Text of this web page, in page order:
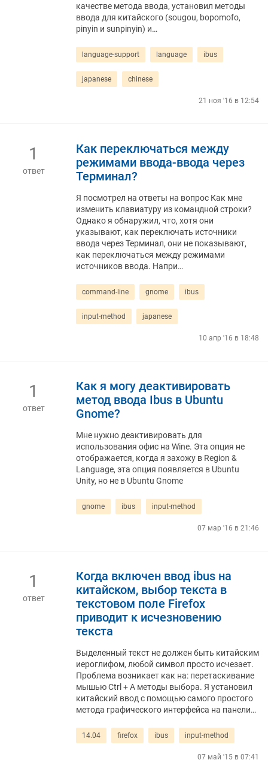
качестве метода ввода, установил методы
ввода для китайского (sougou, bopomofo,
pinyin и sunpinyin) и…
language-support language ibus
japanese chinese
21 ноя '16 в 12:54
1
ответ
Как переключаться между
режимами ввода-ввода через
Терминал?
Я посмотрел на ответы на вопрос Как мне
изменить клавиатуру из командной строки?
Однако я обнаружил, что, хотя они
указывают, как переключать источники
ввода через Терминал, они не показывают,
как переключаться между режимами
источников ввода. Напри…
command-line gnome ibus
input-method japanese
10 апр '16 в 18:48
1
ответ
Как я могу деактивировать
метод ввода Ibus в Ubuntu
Gnome?
Мне нужно деактивировать для
использования офис на Wine. Эта опция не
отображается, когда я захожу в Region &
Language, эта опция появляется в Ubuntu
Unity, но не в Ubuntu Gnome
gnome ibus input-method
07 мар '16 в 21:46
1
ответ
Когда включен ввод ibus на
китайском, выбор текста в
текстовом поле Firefox
приводит к исчезновению
текста
Выделенный текст не должен быть китайским
иероглифом, любой символ просто исчезает.
Проблема возникает как на: перетаскивание
мышью Ctrl + A методы выбора. Я установил
китайский ввод с помощью самого простого
метода графического интерфейса на панели…
14.04 firefox ibus input-method
07 май '15 в 07:41